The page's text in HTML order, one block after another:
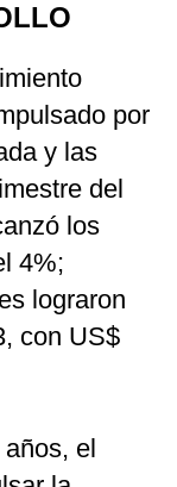
por
y las
del
los
4%;
lograron
con US$
el